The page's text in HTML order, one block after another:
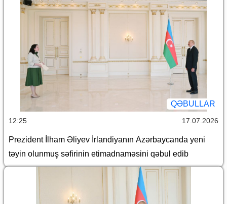
QƏBULLAR
12:25 17.07.2026
Prezident İlham Əliyev İrlandiyanın Azərbaycanda yeni
təyin olunmuş səfirinin etimadnaməsini qəbul edib